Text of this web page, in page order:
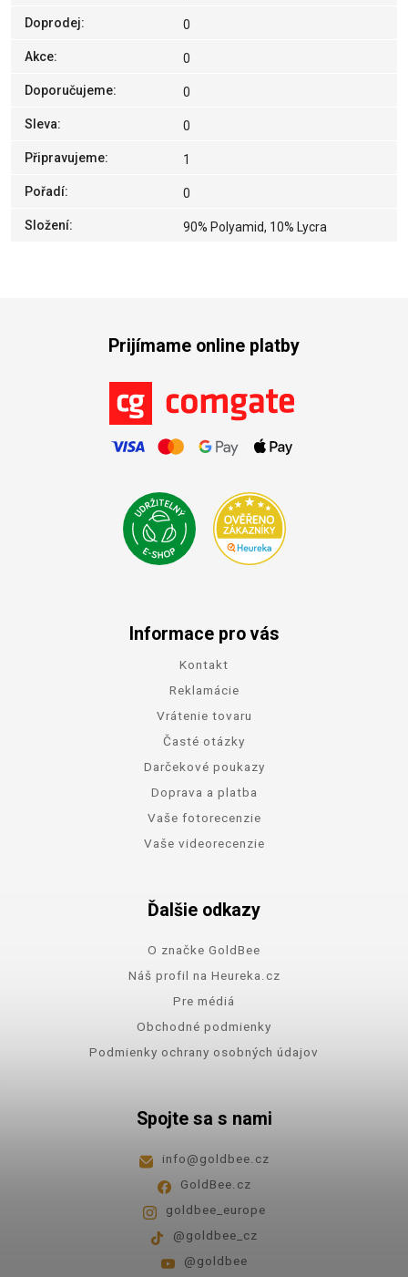
Doprodej: 0
Akce: 0
Doporučujeme: 0
Sleva: 0
Připravujeme: 1
Pořadí: 0
Složení: 90% Polyamid, 10% Lycra
Prijímame online platby
Informace pro vás
Kontakt
Reklamácie
Vrátenie tovaru
Časté otázky
Darčekové poukazy
Doprava a platba
Vaše fotorecenzie
Vaše videorecenzie
Ďalšie odkazy
O značke GoldBee
Náš profil na Heureka.cz
Pre médiá
Obchodné podmienky
Podmienky ochrany osobných údajov
Spojte sa s nami
info@goldbee.cz
GoldBee.cz
goldbee_europe
@goldbee_cz
@goldbee